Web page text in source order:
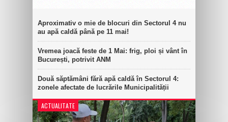
Aproximativ o mie de blocuri din Sectorul 4 nu
au apă caldă până pe 11 mai!
Vremea joacă feste de 1 Mai: frig, ploi și vânt în
București, potrivit ANM
Două săptămâni fără apă caldă în Sectorul 4:
zonele afectate de lucrările Municipalității
ACTUALITATE